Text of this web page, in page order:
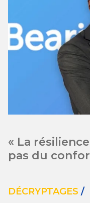
« La
pas du
DÉCRYPTAGES /